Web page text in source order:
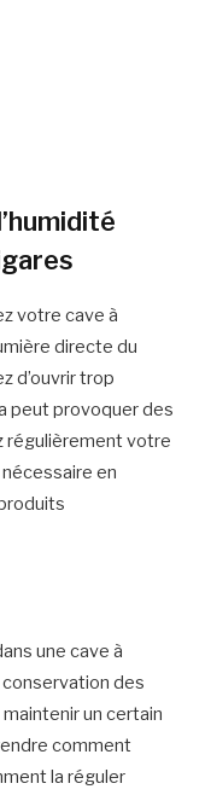
votre cave à
directe du
d’ouvrir trop
peut provoquer des
régulièrement votre
en
une cave à
des
un certain
comment
la réguler